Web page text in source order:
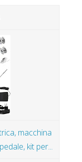
macchina
kit per...